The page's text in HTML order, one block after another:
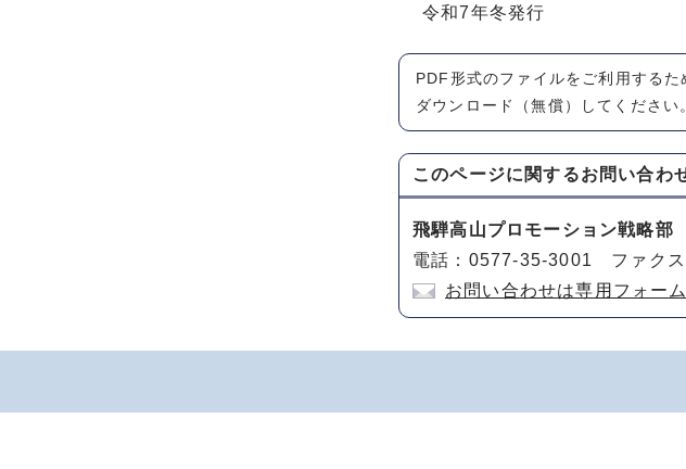
令和7年冬発行
PDF形式のファイルをご利用する
ダウンロード（無償）してください
このページに関するお問い合わ
飛騨高山プロモーション戦略
電話：0577-35-3001 ファク
お問い合わせは専用フォー